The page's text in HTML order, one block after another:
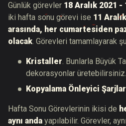
Günlük görevler 18 Aralık 2021 -
iki hafta sonu görevi ise 11
arasında, her cumartesiden
olacak. Görevleri tamamlayarak
Kristaller. Bunlarla Büyük
dekorasyonlar üretebilirsiniz.
Kopyalama Önleyici
Hafta Sonu Görevlerinin ikisi de
aynı anda yapılabilir. Görevler,